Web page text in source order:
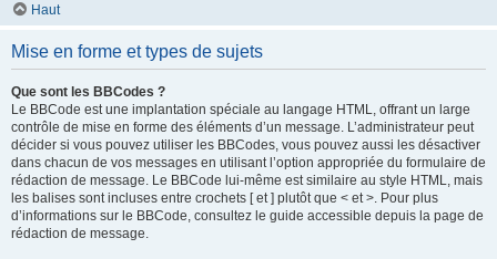
Haut
Mise en forme et types de sujets
Que sont les BBCodes ?
Le BBCode est une implantation spéciale au langage HTML, offrant un large
contrôle de mise en forme des éléments d’un message. L’administrateur peut
décider si vous pouvez utiliser les BBCodes, vous pouvez aussi les désactiver
dans chacun de vos messages en utilisant l’option appropriée du formulaire de
rédaction de message. Le BBCode lui-même est similaire au style HTML, mais
les balises sont incluses entre crochets [ et ] plutôt que < et >. Pour plus
d’informations sur le BBCode, consultez le guide accessible depuis la page de
rédaction de message.